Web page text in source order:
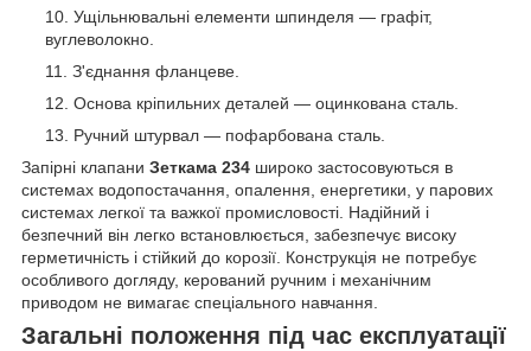
Ущільнювальні елементи шпинделя — графіт,
вуглеволокно.
З'єднання фланцеве.
Основа кріпильних деталей — оцинкована сталь.
Ручний штурвал — пофарбована сталь.
Запірні клапани Зеткама 234 широко застосовуються в
системах водопостачання, опалення, енергетики, у парових
системах легкої та важкої промисловості. Надійний і
безпечний він легко встановлюється, забезпечує високу
герметичність і стійкий до корозії. Конструкція не потребує
особливого догляду, керований ручним і механічним
приводом не вимагає спеціального навчання.
Загальні положення під час експлуатації